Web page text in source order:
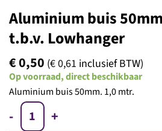
Aluminium buis
t.b.v. Lowhanger
€0,50 (€0,61 inclusief BTW)
Op voorraad, direct beschikbaar
Aluminium buis 50mm. 1,0 mtr.
Aluminium buis 50mm 20cm BLACK